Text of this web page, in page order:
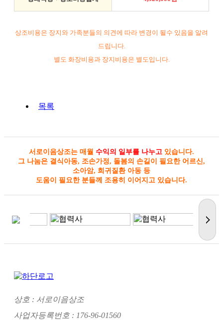
상조비용은 장지와 가족분들의 의견에 따라 변경이 될수 있음을 알려
드립니다.
별도 화장비용과 장지비용은 별도입니다.
목록
서로이음상조는 매월 수익의 일부를 나누고 있습니다.
그 나눔은 결식아동, 조손가정, 돌봄의 손길이 필요한 어르신,
소아암, 희귀질환 아동 등
도움이 필요한 분들께 조용히 이어지고 있습니다.
상호 : 서로이음상조
사업자등록번호 : 176-96-01560